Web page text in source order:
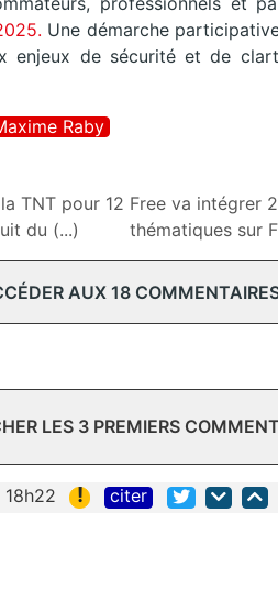
Une démarche
enjeux de sécurité et de
Raby
TNT pour 12
du (...)
Free va intégrer
thématiques sur
AUX 18
LES 3 PREMIERS
! citer